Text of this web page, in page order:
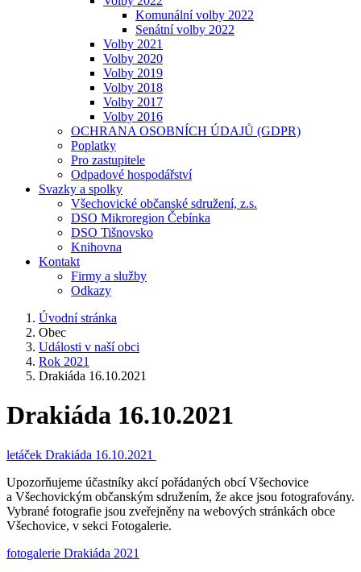
Komunální volby 2022
Senátní volby 2022
Volby 2021
Volby 2020
Volby 2019
Volby 2018
Volby 2017
Volby 2016
OCHRANA OSOBNÍCH ÚDAJŮ (GDPR)
Poplatky
Pro zastupitele
Odpadové hospodářství
Svazky a spolky
Všechovické občanské sdružení, z.s.
DSO Mikroregion Čebínka
DSO Tišnovsko
Knihovna
Kontakt
Firmy a služby
Odkazy
Úvodní stránka
Obec
Události v naší obci
Rok 2021
Drakiáda 16.10.2021
Drakiáda 16.10.2021
letáček Drakiáda 16.10.2021
Upozorňujeme účastníky akcí pořádaných obcí Všechovice
a Všechovickým občanským sdružením, že akce jsou fotografovány.
Vybrané fotografie jsou zveřejněny na webových stránkách obce
Všechovice, v sekci Fotogalerie.
fotogalerie Drakiáda 2021